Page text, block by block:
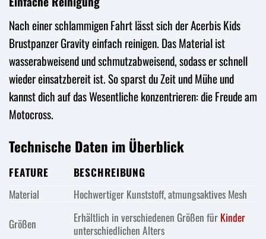
Nach einer schlammigen Fahrt lässt sich der Acerbis Kids
Brustpanzer Gravity einfach reinigen. Das Material ist
wasserabweisend und schmutzabweisend, sodass er schnell
wieder einsatzbereit ist. So sparst du Zeit und Mühe und
kannst dich auf das Wesentliche konzentrieren: die Freude am
Motocross.
Technische Daten im Überblick
FEATURE
BESCHREIBUNG
Material
Hochwertiger Kunststoff, atmungsaktives Mesh
Größen
Erhältlich in verschiedenen Größen fürKinder
unterschiedlichen Alters